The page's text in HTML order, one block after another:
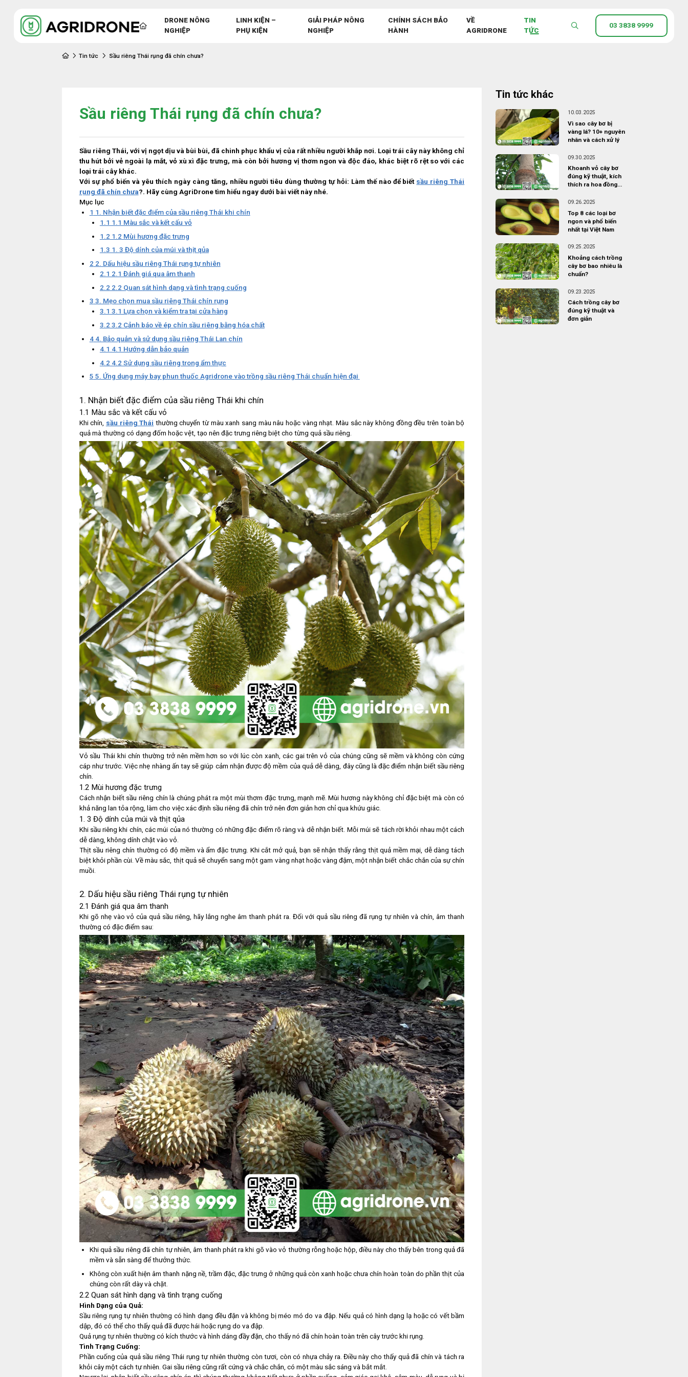
DRONE NÔNG
NGHIỆP
LINH KIỆN –
PHỤ KIỆN
GIẢI PHÁP NÔNG
NGHIỆP
CHÍNH SÁCH BẢO
HÀNH
VỀ
AGRIDRONE
TIN
TỨC
03 3838 9999
Tin tức Sầu riêng Thái rụng đã chín chưa?
Sầu riêng Thái rụng đã chín chưa?
Sầu riêng Thái, với vị ngọt dịu và bùi bùi, đã chinh phục khẩu vị của rất nhiều người khắp nơi. Loại trái cây này không chỉ
thu hút bởi vẻ ngoài lạ mắt, vỏ xù xì đặc trưng, mà còn bởi hương vị thơm ngon và độc đáo, khác biệt rõ rệt so với các
loại trái cây khác.
Với sự phổ biến và yêu thích ngày càng tăng, nhiều người tiêu dùng thường tự hỏi: Làm thế nào để biết sầu riêng Thái
rụng đã chín chưa?. Hãy cùng AgriDrone tìm hiểu ngay dưới bài viết này nhé.
Mục lục
1 1. Nhận biết đặc điểm của sầu riêng Thái khi chín
1.1 1.1 Màu sắc và kết cấu vỏ
1.2 1.2 Mùi hương đặc trưng
1.3 1. 3 Độ dính của múi và thịt qủa
2 2. Dấu hiệu sầu riêng Thái rụng tự nhiên
2.1 2.1 Đánh giá qua âm thanh
2.2 2.2 Quan sát hình dạng và tình trạng cuống
3 3. Mẹo chọn mua sầu riêng Thái chín rụng
3.1 3.1 Lựa chọn và kiểm tra tại cửa hàng
3.2 3.2 Cảnh báo về ép chín sầu riêng bằng hóa chất
44. Bảo quản và sử dụng sầu riêng Thái Lan chín
4.1 4.1 Hướng dẫn bảo quản
4.2 4.2 Sử dụng sầu riêng trong ẩm thực
5 5. Ứng dụng máy bay phun thuốc Agridrone vào trồng sầu riêng Thái chuẩn hiện đại
1. Nhận biết đặc điểm của sầu riêng Thái khi chín
1.1 Màu sắc và kết cấu vỏ
Khi chín, sầu riêng Thái thường chuyển từ màu xanh sang màu nâu hoặc vàng nhạt. Màu sắc này không đồng đều trên toàn bộ
quả mà thường có dạng đốm hoặc vệt, tạo nên đặc trưng riêng biệt cho từng quả sầu riêng.
Vỏ sầu Thái khi chín thường trở nên mềm hơn so với lúc còn xanh, các gai trên vỏ của chúng cũng sẽ mềm và không còn cứng
cáp như trước. Việc nhẹ nhàng ấn tay sẽ giúp cảm nhận được độ mềm của quả dễ dàng, đây cũng là đặc điểm nhận biết sầu riêng
chín.
1.2 Mùi hương đặc trưng
Cách nhận biết sầu riêng chín là chúng phát ra một mùi thơm đặc trưng, mạnh mẽ. Mùi hương này không chỉ đặc biệt mà còn có
khả năng lan tỏa rộng, làm cho việc xác định sầu riêng đã chín trở nên đơn giản hơn chỉ qua khứu giác.
1. 3 Độ dính của múi và thịt qủa
Khi sầu riêng khi chín, các múi của nó thường có những đặc điểm rõ ràng và dễ nhận biết. Mỗi múi sẽ tách rời khỏi nhau một cách
dễ dàng, không dính chặt vào vỏ.
Thịt sầu riêng chín thường có độ mềm và ẩm đặc trưng. Khi cắt mở quả, bạn sẽ nhận thấy rằng thịt quả mềm mại, dễ dàng tách
biệt khỏi phần cùi. Về màu sắc, thịt quả sẽ chuyển sang một gam vàng nhạt hoặc vàng đậm, một nhận biết chắc chắn của sự chín
muồi.
2. Dấu hiệu sầu riêng Thái rụng tự nhiên
2.1 Đánh giá qua âm thanh
Khi gõ nhẹ vào vỏ của quả sầu riêng, hãy lắng nghe âm thanh phát ra. Đối với quả sầu riêng đã rụng tự nhiên và chín, âm thanh
thường có đặc điểm sau:
Khi quả sầu riêng đã chín tự nhiên, âm thanh phát ra khi gõ vào vỏ thường rỗng hoặc hộp, điều này cho thấy bên trong quả đã
mềm và sẵn sàng để thưởng thức.
Không còn xuất hiện âm thanh nặng nề, trầm đặc, đặc trưng ở những quả còn xanh hoặc chưa chín hoàn toàn do phần thịt của
chúng còn rất dày và chặt.
2.2 Quan sát hình dạng và tình trạng cuống
Hình Dạng của Quả:
Sầu riêng rụng tự nhiên thường có hình dạng đều đặn và không bị méo mó do va đập. Nếu quả có hình dạng lạ hoặc có vết bầm
dập, đó có thể cho thấy quả đã được hái hoặc rụng do va đập.
Quả rụng tự nhiên thường có kích thước và hình dáng đầy đặn, cho thấy nó đã chín hoàn toàn trên cây trước khi rụng.
Tình Trạng Cuống:
Phần cuống của quả sầu riêng Thái rụng tự nhiên thường còn tươi, còn có nhựa chảy ra. Điều này cho thấy quả đã chín và tách ra
khỏi cây một cách tự nhiên. Gai sầu riêng cũng rất cứng và chắc chắn, có một màu sắc sáng và bắt mắt.
Tin tức khác
10.03.2025
Vì sao cây bơ bị
vàng lá? 10+ nguyên
nhân và cách xử lý
09.30.2025
Khoanh vỏ cây bơ
đúng kỹ thuật, kích
thích ra hoa đồng
09.26.2025
Top 8 các loại bơ
ngon và phổ biến
nhất tại Việt Nam
09.25.2025
Khoảng cách trồng
cây bơ bao nhiêu là
chuẩn?
09.23.2025
Cách trồng cây bơ
đúng kỹ thuật và
đơn giản